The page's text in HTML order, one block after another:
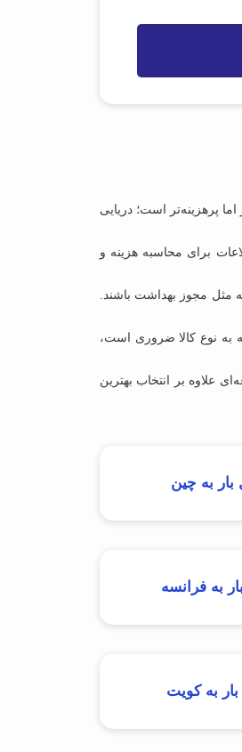
پرهزینه‌تر است؛ دریایی
برای محاسبه هزینه و
مثل مجوز بهداشت باشند.
به نوع کالا ضروری است،
علاوه بر انتخاب بهترین
بار به چین
به فرانسه
بار به کویت